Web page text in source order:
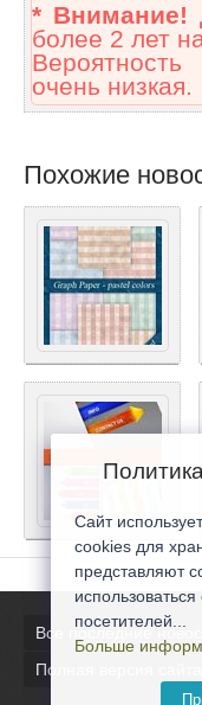
* Внимание!
более 2 лет
очень низкая.
Похожие
Все последние
Полная версия сайта
Сайт
cookies для
представляют
посетителей...
Больше